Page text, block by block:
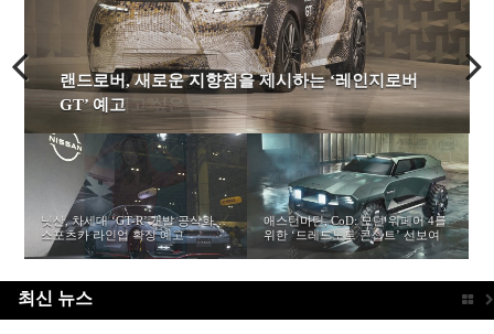
랜드로버, 새로운 지향점을 제시하는 ‘레인지로버
GT’ 예고
닛산, 차세대 ‘GT-R’ 개발 공식화…
스포츠카 라인업 확장 예고
애스턴마틴, CoD: 모던 워페어 4를
위한 ‘드레드노트 콘셉트’ 선보여
레이싱 모델 서한빛 인터뷰 – ‘다시 함께 하고 싶은
모델이 되고 싶은 그녀’
가정의 달, 화창한 봄날 어떤 선물
이 좋을까?
ASUS, 2-in-1 노트북 모델 구매자
대상 프로모션 실시
[리뷰] GR의 개발 역량을 집약한 궁극의 코롤라 –
토요타 GRMN 코롤라
[비교] 반전이 절실한 두 프리미엄
전동화 SUV – 캐딜락 리릭 & 메르
세데스-벤츠 EQE SUV
[리뷰] 랜드로버의 장인들이 빚어낸
묵빛의 SV – 랜드로버 레인지로버
SV 블랙
[리뷰] GR의 개발 역량을 집약한 궁극의 코롤라 –
토요타 GRMN 코롤라
[시승기] 럭셔리 오픈 톱의 매력을
품은 ‘럭셔리 GT’ – 마세라티 그란
카브리오 트로페오
[비교] 반전이 절실한 두 프리미엄
전동화 SUV – 캐딜락 리릭 & 메르
세데스-벤츠 EQE SUV
BMW 코리아, 한정판 플래그십 ‘7시리즈 네로 루쏘
에디션’ 국내 최초 공개
제네시스, ‘마그마 GT 콘셉트’ 공
개…브랜드 가치 개선을 위한 청사
진 제시
현대차, 아트 오브 스틸 DNA 담아
낸 8세대 ‘디 올 뉴 아반떼’ 공개
폭염 속에서 펼쳐진 인제 GT 마스터즈 3라운드
‘B.O.B 레이싱 X 아주자동차대학교’ 포디엄 정상!
日 슈퍼 GT, 내년부터는 브리지스
톤·던롭으로 달린다…타이어 규정
개편
[인터뷰] “넥센타이어 진영의 승리
를 이끌 것” – DCT 레이싱 김영찬
[시승기] 럭셔리 오픈 톱의 매력을 품은 ‘럭셔리 GT’
– 마세라티 그란카브리오 트로페오
[시승기] 독보적인 헤리티지와 전동
화의 공존 – 포르쉐 파나메라 터보
E-하이브리드
[시승기] 도로에 오른 GT 레이스카
의 감각과 DNA – 마세라티 GT2 스
트라달레
랜드로버, 새로운 지향점을 제시하는 ‘레인지로버
GT’ 예고
포르쉐, 영국 진출 75주년 기념
‘911 GT3 얼스 코트 51 에디션’ 공
개
볼보, 브랜드의 혁신을 담은 플래그
십 세단, ES90 출시…7,294만원부
터 시작해
[인터뷰] 마티아스 바이틀 벤츠 코리아 대표이사
“CSR과 마케팅은 별개, 기브앤 레이스 다음은 운전
문화 확립에 기여하고 싶다”
[인터뷰] “고객의 승리와 행복의 동
반자가 될 것” 포르텍 시부야 세이
이치 대표
[인터뷰] 토요타 가주 레이싱부터
그로우 디자인까지.. – 사사키 마사
히로
고온다습한 폭염과 장거리 주행…여름 휴가철 차량
관리
엔진 열 낮추고 달궈진 아스팔트 대
응…폭염 대비 차량 관리
후지 스피드웨이, ‘포레스트 테라
스’로 공간의 새로운 가치를 더하고
미래를 그리다
Next
최신 뉴스